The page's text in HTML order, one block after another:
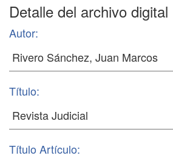
Detalle del archivo digital
Autor:
Título:
Título Artículo: